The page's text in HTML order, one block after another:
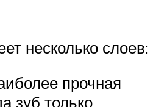
несколько слоев:
прочная
зуб только